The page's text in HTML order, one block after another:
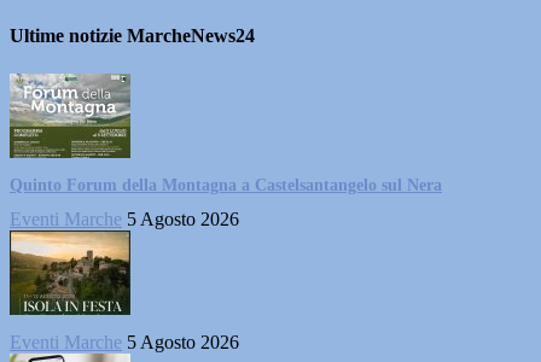
Ultime notizie MarcheNews24
Quinto Forum della Montagna a Castelsantangelo sul Nera
Eventi Marche 5 Agosto 2026
Eventi Marche 5 Agosto 2026